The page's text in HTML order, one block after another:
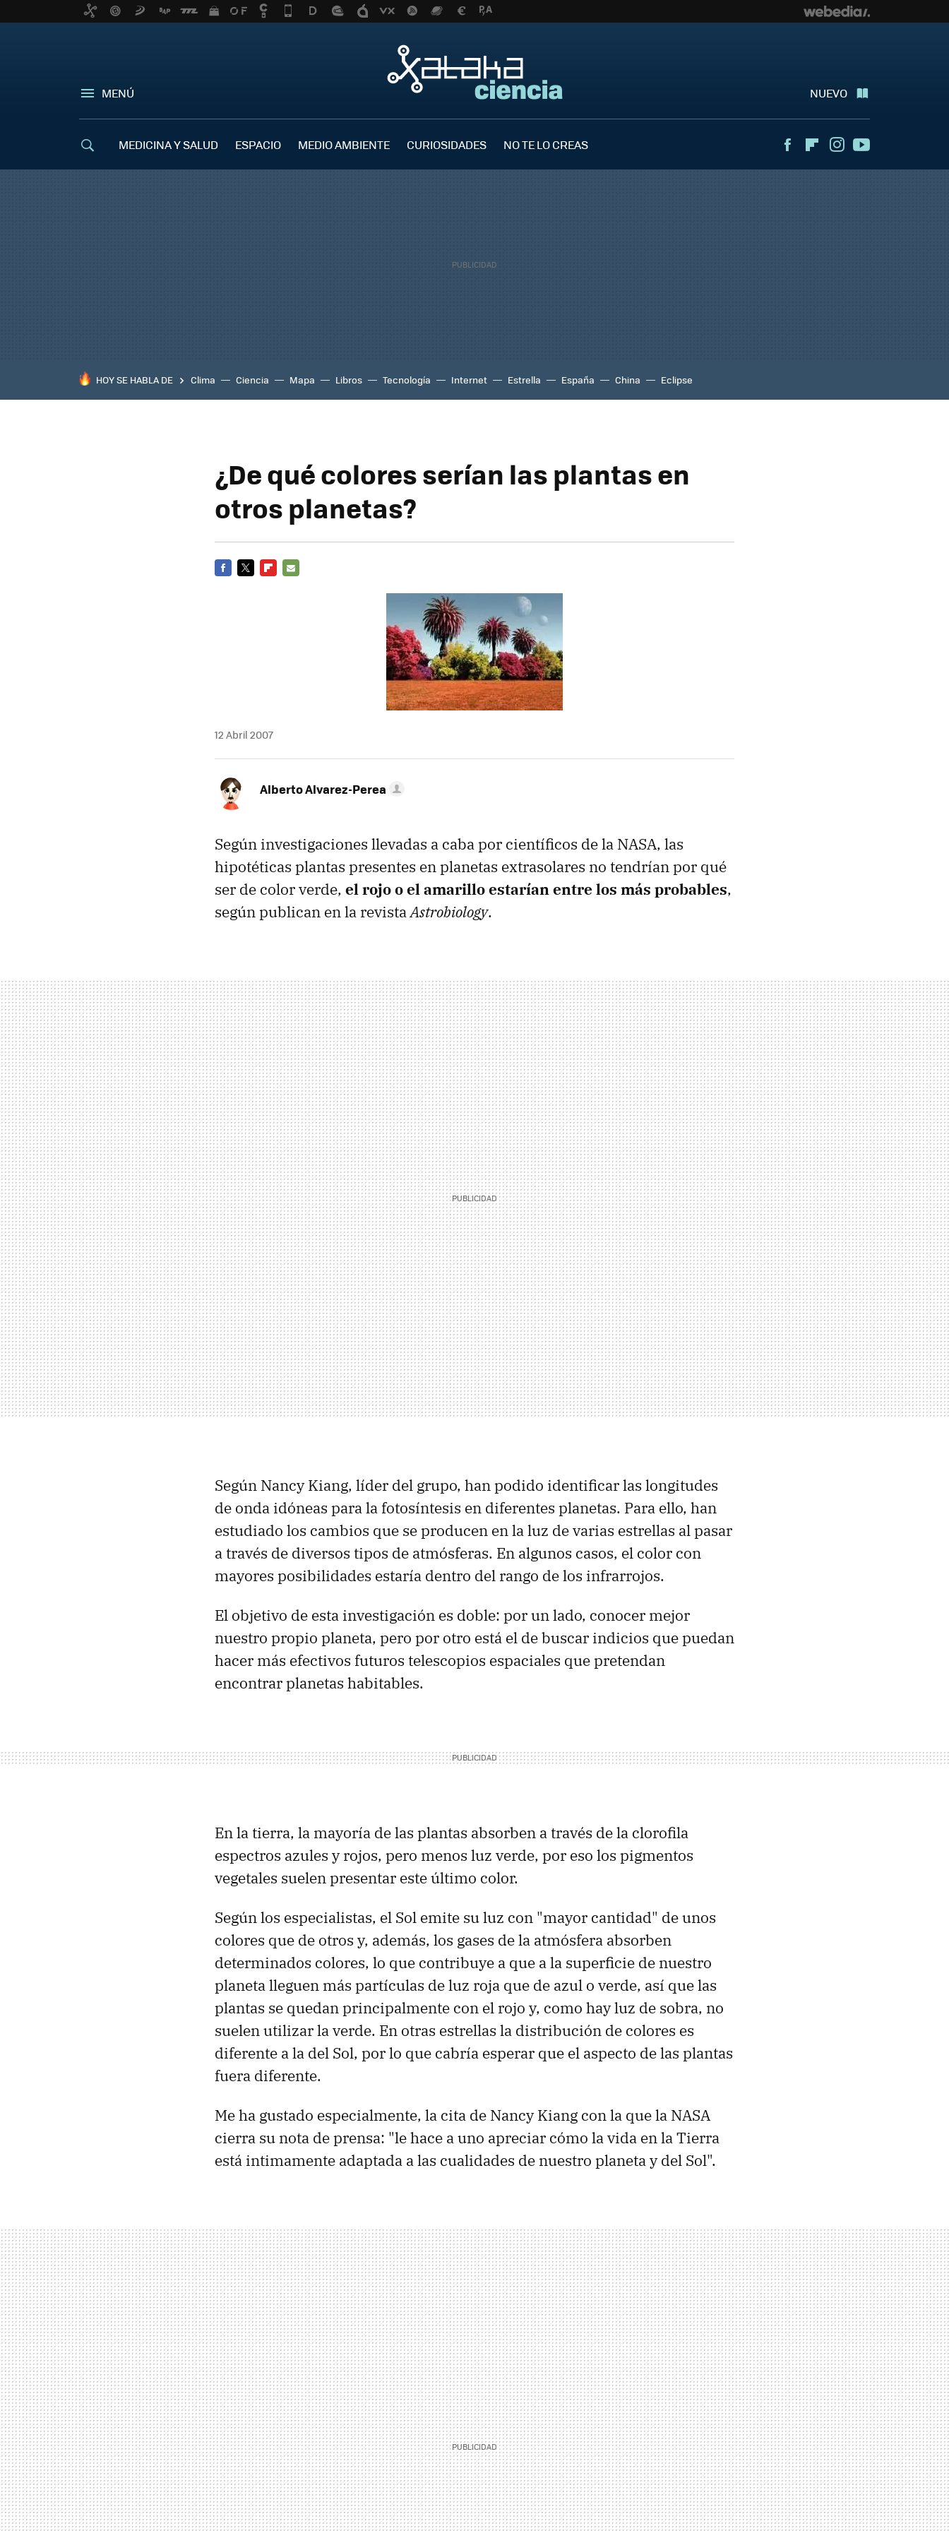
MENÚ NUEVO
MEDICINA Y SALUD ESPACIO MEDIO AMBIENTE CURIOSIDADES NO TE LO CREAS FacebookFlipboardInstagram
HOY SE HABLA DE Clima Ciencia Mapa Libros Tecnología Internet Estrella España China Eclipse
¿De qué colores serían las plantas en
otros planetas?
12 Abril 2007
Alberto Alvarez-Perea
Según investigaciones llevadas a caba por científicos de la NASA, las
hipotéticas plantas presentes en planetas extrasolares no tendrían por qué
ser de color verde, el rojo o el amarillo estarían entre los más probables,
según publican en la revistaAstrobiology.
Según Nancy Kiang, líder del grupo, han podido identificar las longitudes
de onda idóneas para la fotosíntesis en diferentes planetas. Para ello, han
estudiado los cambios que se producen en la luz de varias estrellas al pasar
a través de diversos tipos de atmósferas. En algunos casos, el color con
mayores posibilidades estaría dentro del rango de los infrarrojos.
El objetivo de esta investigación es doble: por un lado, conocer mejor
nuestro propio planeta, pero por otro está el de buscar indicios que puedan
hacer más efectivos futuros telescopios espaciales que pretendan
encontrar planetas habitables.
En la tierra, la mayoría de las plantas absorben a través de la clorofila
espectros azules y rojos, pero menos luz verde, por eso los pigmentos
vegetales suelen presentar este último color.
Según los especialistas, el Sol emite su luz con "mayor cantidad" de unos
colores que de otros y, además, los gases de la atmósfera absorben
determinados colores, lo que contribuye a que a la superficie de nuestro
planeta lleguen más partículas de luz roja que de azul o verde, así que las
plantas se quedan principalmente con el rojo y, como hay luz de sobra, no
suelen utilizar la verde. En otras estrellas la distribución de colores es
diferente a la del Sol, por lo que cabría esperar que el aspecto de las plantas
fuera diferente.
Me ha gustado especialmente, la cita de Nancy Kiang con la que la NASA
cierra su nota de prensa: "le hace a uno apreciar cómo la vida en la Tierra
está intimamente adaptada a las cualidades de nuestro planeta y del Sol".